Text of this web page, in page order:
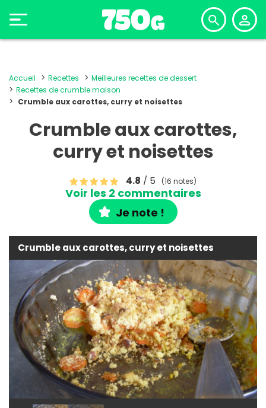
Accueil Recettes
Meilleures recettes de dessert
Recettes de crumble maison
Crumble aux carottes, curry et noisettes
Crumble aux carottes,
curry et noisettes
4.8 / 5 (16 notes)
Voir les 2 commentaires
Je note !
Crumble aux carottes, curry et noisettes